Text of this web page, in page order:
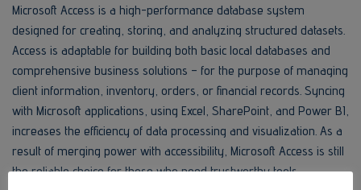
Microsoft Access is a high-performance database system
designed for creating, storing, and analyzing structured datasets.
Access is adaptable for building both basic local databases and
comprehensive business solutions – for the purpose of managing
client information, inventory, orders, or financial records. Syncing
with Microsoft applications, using Excel, SharePoint, and Power BI,
increases the efficiency of data processing and visualization. As a
result of merging power with accessibility, Microsoft Access is still
the reliable choice for those who need trustworthy tools.